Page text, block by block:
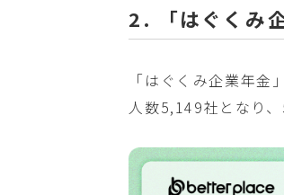
2. 「はぐくみ
「はぐくみ企業年
人数5,149社となり